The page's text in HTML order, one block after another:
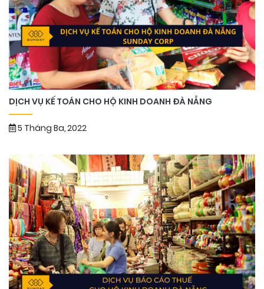
DỊCH VỤ KẾ TOÁN CHO HỘ KINH DOANH ĐÀ NẴNG
5 Tháng Ba, 2022